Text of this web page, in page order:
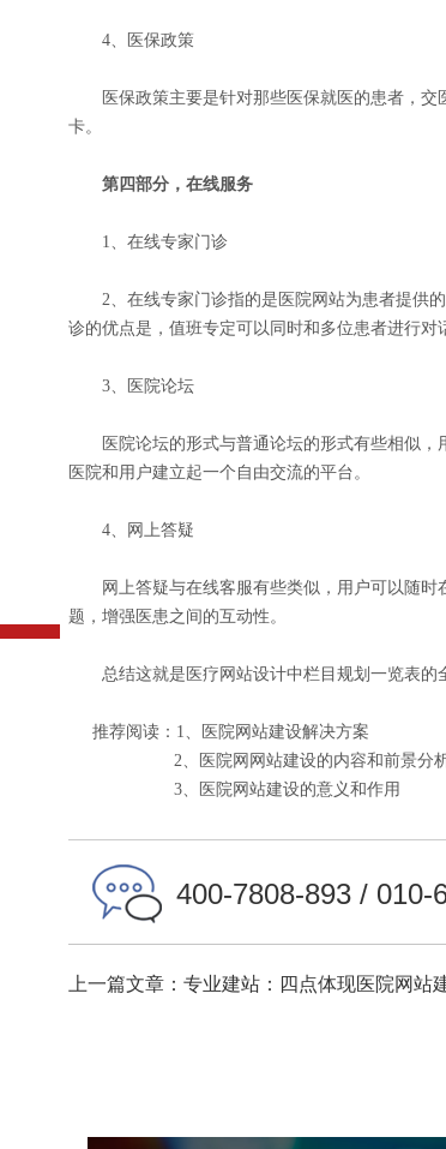
4、医保政策
医保政策主要是针对那些医保就医的患者，交
卡。
第四部分，在线服务
1、在线专家门诊
2、在线专家门诊指的是医院网站为患者提供的
诊的优点是，值班专定可以同时和多位患者进行对
3、医院论坛
医院论坛的形式与普通论坛的形式有些相似，
医院和用户建立起一个自由交流的平台。
4、网上答疑
网上答疑与在线客服有些类似，用户可以随时
题，增强医患之间的互动性。
总结这就是医疗网站设计中栏目规划一览表的
推荐阅读：1、医院网站建设解决方案
2、医院网网站建设的内容和前景分
3、医院网站建设的意义和作用
400-7808-893 / 010-
上一篇文章：专业建站：四点体现医院网站